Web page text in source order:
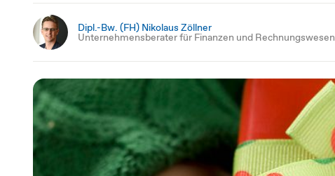
Dipl.-Bw. (FH) Nikolaus Zöllner
Unternehmensberater für Finanzen und Rechnungswesen